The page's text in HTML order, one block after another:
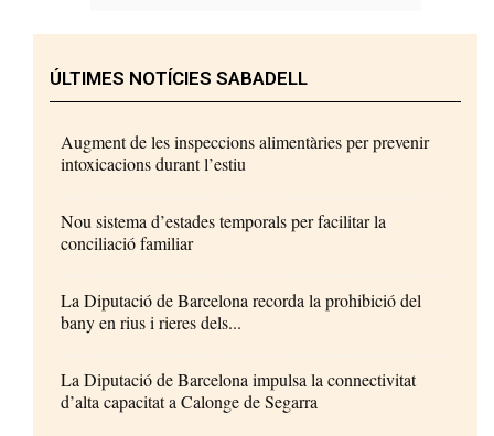
ÚLTIMES NOTÍCIES SABADELL
Augment de les inspeccions alimentàries per prevenir
intoxicacions durant l’estiu
Nou sistema d’estades temporals per facilitar la
conciliació familiar
La Diputació de Barcelona recorda la prohibició del
bany en rius i rieres dels...
La Diputació de Barcelona impulsa la connectivitat
d’alta capacitat a Calonge de Segarra